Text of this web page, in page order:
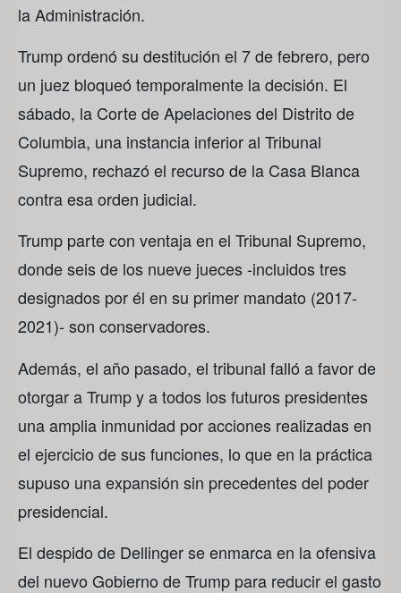
la Administración.
Trump ordenó su destitución el 7 de febrero, pero
un juez bloqueó temporalmente la decisión. El
sábado, la Corte de Apelaciones del Distrito de
Columbia, una instancia inferior al Tribunal
Supremo, rechazó el recurso de la Casa Blanca
contra esa orden judicial.
Trump parte con ventaja en el Tribunal Supremo,
donde seis de los nueve jueces -incluidos tres
designados por él en su primer mandato (2017-
2021)- son conservadores.
Además, el año pasado, el tribunal falló a favor de
otorgar a Trump y a todos los futuros presidentes
una amplia inmunidad por acciones realizadas en
el ejercicio de sus funciones, lo que en la práctica
supuso una expansión sin precedentes del poder
presidencial.
El despido de Dellinger se enmarca en la ofensiva
del nuevo Gobierno de Trump para reducir el gasto